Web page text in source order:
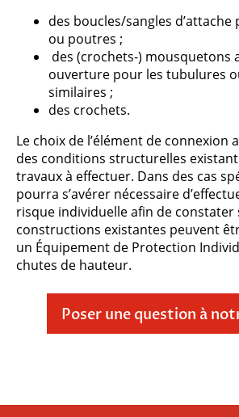
des boucles/sangles
ou poutres ;
des (crochets-) mousquetons
ouverture pour les tubulures
similaires ;
des crochets.
Le choix de l’élément de connexion
des conditions structurelles
travaux à effectuer. Dans des cas
pourra s’avérer nécessaire
risque individuelle afin de constater
constructions existantes peuvent
un Équipement de Protection
chutes de hauteur.
Poser une question à